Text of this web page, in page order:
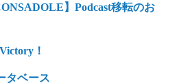
】Podcast移転のお
！
タベース